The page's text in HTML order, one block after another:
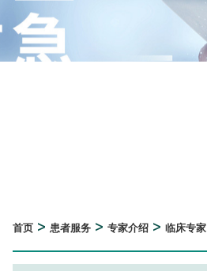
首页 > 患者服务 > 专家介绍 > 临床专家